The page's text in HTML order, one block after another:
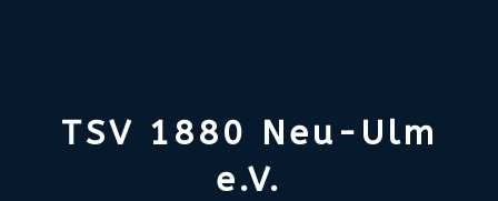
TSV 1880 Neu-Ulm
e.V.